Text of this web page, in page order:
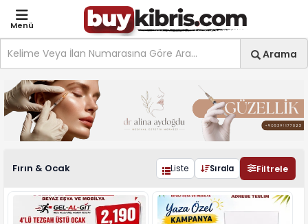
Menü
Ara
Arama
Ev & Yaşam Fırın &
Fırın & Ocak Liste Sırala Filtrele